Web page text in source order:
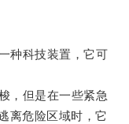
科技装置，它可
但是在一些紧急
离危险区域时，它